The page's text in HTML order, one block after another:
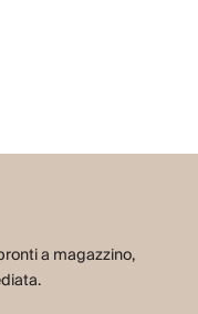
a magazzino,